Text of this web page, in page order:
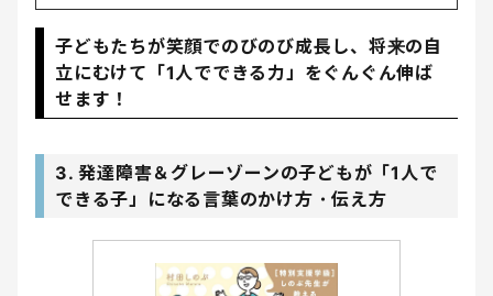
子どもたちが笑顔でのびのび成長し、将来の自
立にむけて「1人でできる力」をぐんぐん伸ば
せます！
3. 発達障害＆グレーゾーンの子どもが「1人で
できる子」になる言葉のかけ方・伝え方